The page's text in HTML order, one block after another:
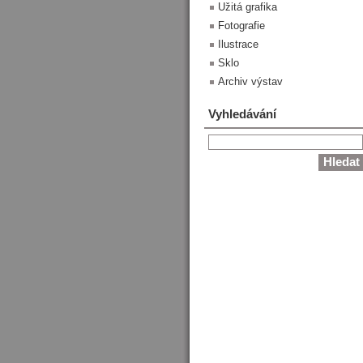
Užitá grafika
Fotografie
Ilustrace
Sklo
Archiv výstav
Vyhledávání